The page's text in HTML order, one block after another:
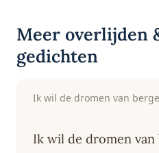
Meer overlijden
gedichten
Ik wil de dromen